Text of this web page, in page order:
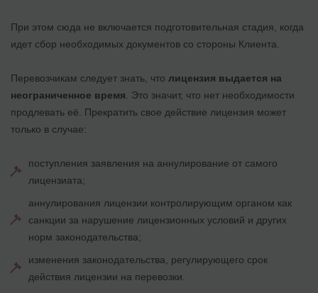
При этом сюда не включается подготовительная стадия, когда
идет сбор необходимых документов со стороны Клиента.
Перевозчикам следует знать, что лицензия выдается на
неограниченное время . Это значит, что нет необходимости
продлевать её. Прекратить свое действие лицензия может
только в случае:
поступления заявления на аннулирование от самого
лицензиата;
аннулирования лицензии контролирующим органом как
санкции за нарушение лицензионных условий и других
норм законодательства;
изменения законодательства, регулирующего срок
действия лицензии на перевозки.